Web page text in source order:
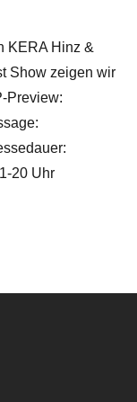
KERA Hinz &
Show zeigen wir
Preview:
20 Uhr